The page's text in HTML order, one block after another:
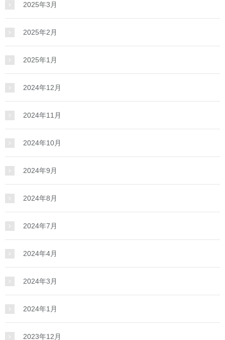
2025年3月
2025年2月
2025年1月
2024年12月
2024年11月
2024年10月
2024年9月
2024年8月
2024年7月
2024年4月
2024年3月
2024年1月
2023年12月